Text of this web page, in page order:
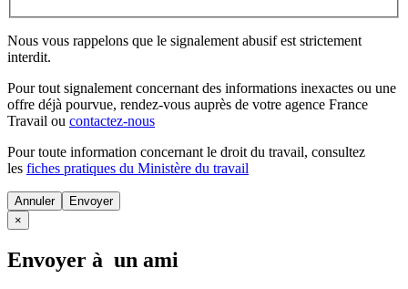
Nous vous rappelons que le signalement abusif est strictement
interdit.
Pour tout signalement concernant des informations inexactes ou une
offre déjà pourvue, rendez-vous auprès de votre agence France
Travail ou contactez-nous
Pour toute information concernant le droit du travail, consultez
les fiches pratiques du Ministère du travail
Annuler
×
Envoyer à un ami